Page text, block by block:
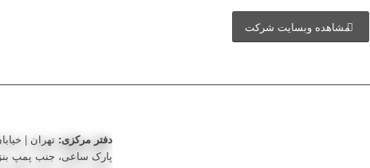
مشاهده وبسایت شرکت
دفتر مرکزی: تهران |
پارک ساعی، جنب پمپ